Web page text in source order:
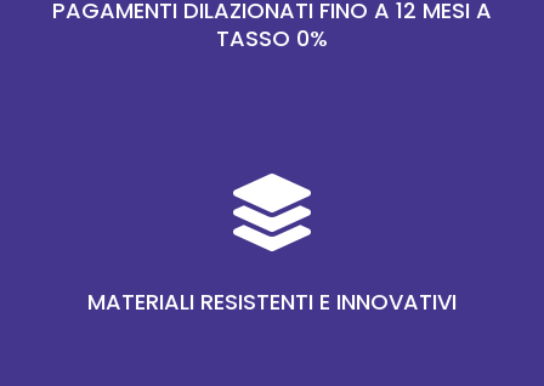
PAGAMENTI DILAZIONATI FINO A 12 MESI A
TASSO 0%

MATERIALI RESISTENTI E INNOVATIVI